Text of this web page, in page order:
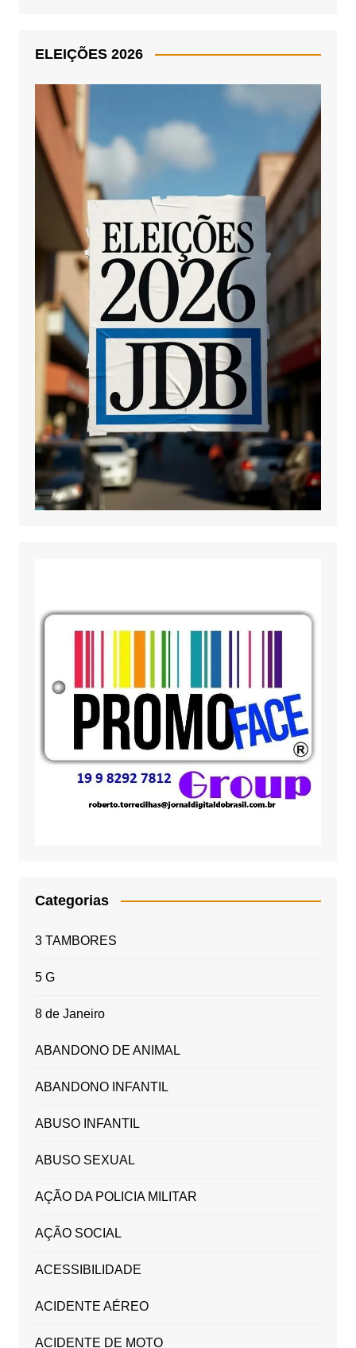
ELEIÇÕES 2026
Categorias
3 TAMBORES
5 G
8 de Janeiro
ABANDONO DE ANIMAL
ABANDONO INFANTIL
ABUSO INFANTIL
ABUSO SEXUAL
AÇÃO DA POLICIA MILITAR
AÇÃO SOCIAL
ACESSIBILIDADE
ACIDENTE AÉREO
ACIDENTE DE MOTO